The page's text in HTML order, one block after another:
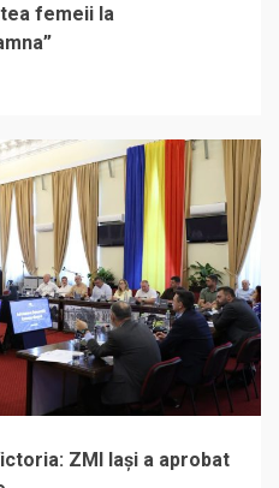
femeii la
ZMI Iași a aprobat